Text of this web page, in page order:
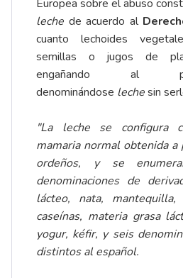
Europea sobre el abuso
leche de acuerdo al
cuanto lechoides
semillas o jugos de
engañando al
denominándose lechesin
"La leche se configura
mamaria normal obtenida
ordeños, y se
denominaciones de
lácteo, nata, mantequilla,
caseínas, materia grasa
yogur, kéfir, y seis
distintos al español.